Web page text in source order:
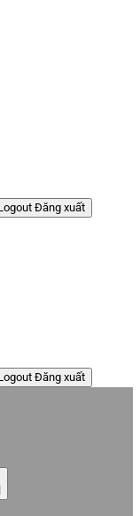
Đăng xuất
Đăng xuất